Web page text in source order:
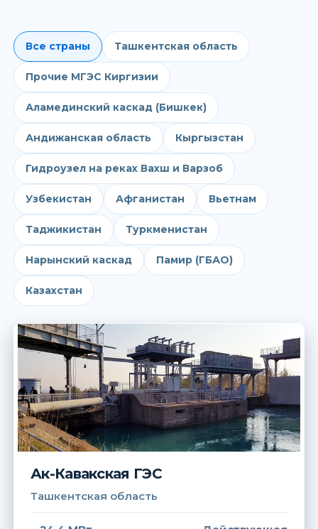
Все страны Ташкентская область
Прочие МГЭС Киргизии
Аламединский каскад (Бишкек)
Андижанская область Кыргызстан
Гидроузел на реках Вахш и Варзоб
Узбекистан Афганистан Вьетнам
Таджикистан Туркменистан
Нарынский каскад Памир (ГБАО)
Казахстан
Ак-Кавакская ГЭС
Ташкентская область